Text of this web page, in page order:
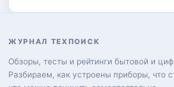
ЖУРНАЛ ТЕХПОИСК
Обзоры, тесты и рейтинги бытовой и
Разбираем, как устроены приборы, что